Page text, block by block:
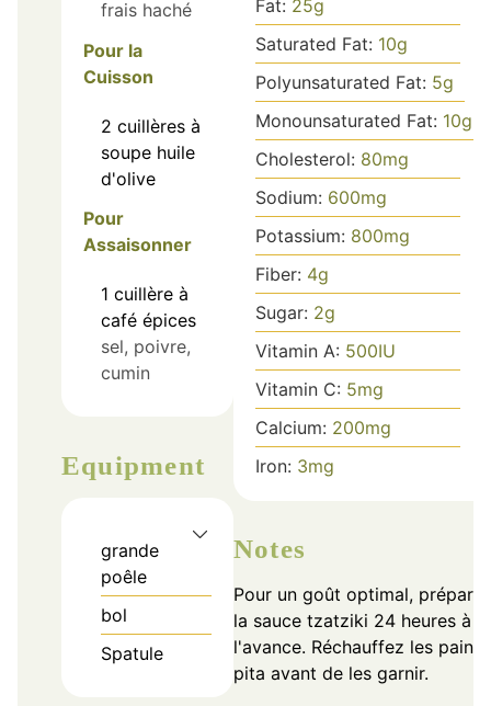
frais haché
Pour la
Cuisson
2 cuillères à
soupe huile
d'olive
Pour
Assaisonner
1 cuillère à
café épices
sel, poivre,
cumin
Equipment
grande
poêle
bol
Spatule
Fat: 25g
Saturated Fat: 10g
Polyunsaturated Fat: 5g
Monounsaturated Fat: 10g
Cholesterol: 80mg
Sodium: 600mg
Potassium: 800mg
Fiber: 4g
Sugar: 2g
Vitamin A: 500IU
Vitamin C: 5mg
Calcium: 200mg
Iron: 3mg
Notes
Pour un goût optimal,
la sauce tzatziki 24 heures à
l'avance. Réchauffez les pains
pita avant de les garnir.